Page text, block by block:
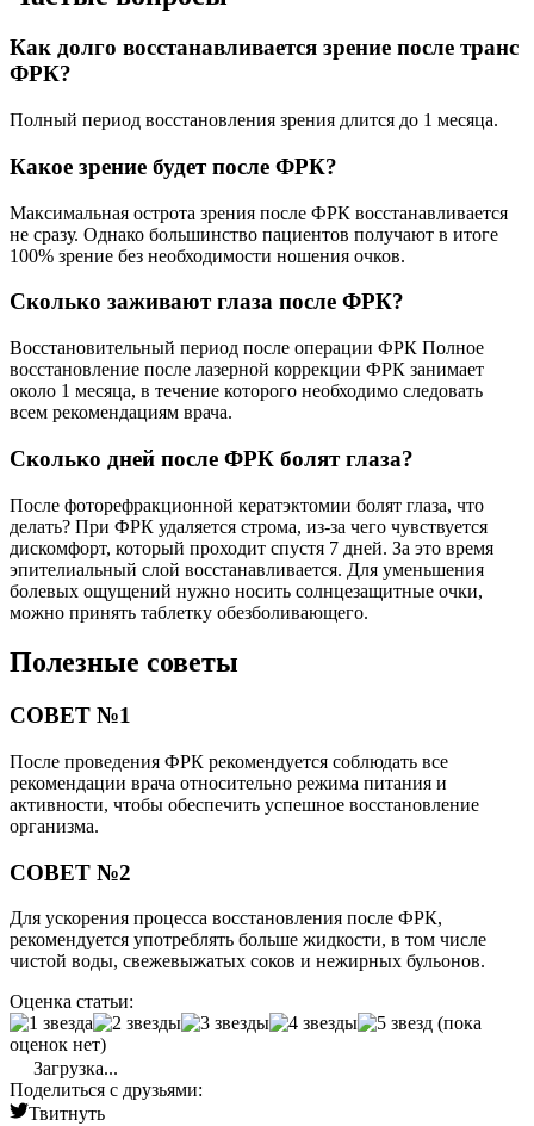
Как долго восстанавливается зрение после транс
ФРК?
Полный период восстановления зрения длится до 1 месяца.
Какое зрение будет после ФРК?
Максимальная острота зрения после ФРК восстанавливается
не сразу. Однако большинство пациентов получают в итоге
100% зрение без необходимости ношения очков.
Сколько заживают глаза после ФРК?
Восстановительный период после операции ФРК Полное
восстановление после лазерной коррекции ФРК занимает
около 1 месяца, в течение которого необходимо следовать
всем рекомендациям врача.
Сколько дней после ФРК болят глаза?
После фоторефракционной кератэктомии болят глаза, что
делать? При ФРК удаляется строма, из-за чего чувствуется
дискомфорт, который проходит спустя 7 дней. За это время
эпителиальный слой восстанавливается. Для уменьшения
болевых ощущений нужно носить солнцезащитные очки,
можно принять таблетку обезболивающего.
Полезные советы
СОВЕТ №1
После проведения ФРК рекомендуется соблюдать все
рекомендации врача относительно режима питания и
активности, чтобы обеспечить успешное восстановление
организма.
СОВЕТ №2
Для ускорения процесса восстановления после ФРК,
рекомендуется употреблять больше жидкости, в том числе
чистой воды, свежевыжатых соков и нежирных бульонов.
Оценка статьи:
(пока
оценок нет)
Загрузка...
Поделиться с друзьями:
Твитнуть